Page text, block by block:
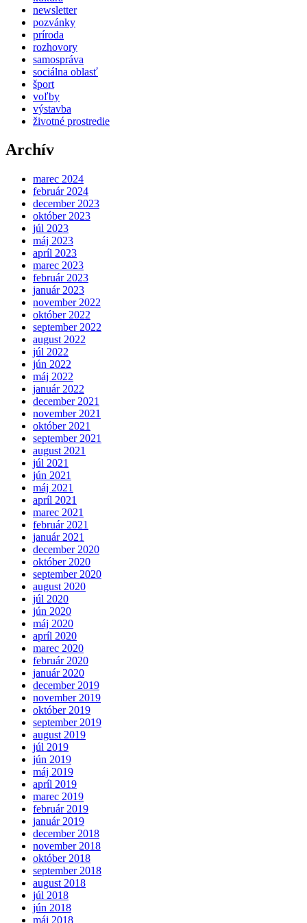
newsletter
pozvánky
príroda
rozhovory
samospráva
sociálna oblasť
šport
voľby
výstavba
životné prostredie
Archív
marec 2024
február 2024
december 2023
október 2023
júl 2023
máj 2023
apríl 2023
marec 2023
február 2023
január 2023
november 2022
október 2022
september 2022
august 2022
júl 2022
jún 2022
máj 2022
január 2022
december 2021
november 2021
október 2021
september 2021
august 2021
júl 2021
jún 2021
máj 2021
apríl 2021
marec 2021
február 2021
január 2021
december 2020
október 2020
september 2020
august 2020
júl 2020
jún 2020
máj 2020
apríl 2020
marec 2020
február 2020
január 2020
december 2019
november 2019
október 2019
september 2019
august 2019
júl 2019
jún 2019
máj 2019
apríl 2019
marec 2019
február 2019
január 2019
december 2018
november 2018
október 2018
september 2018
august 2018
júl 2018
jún 2018
máj 2018